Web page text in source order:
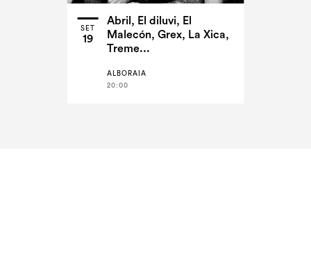
SET
19
Abril, El diluvi, El
Malecón, Grex, La Xica,
Treme...
ALBORAIA
20:00